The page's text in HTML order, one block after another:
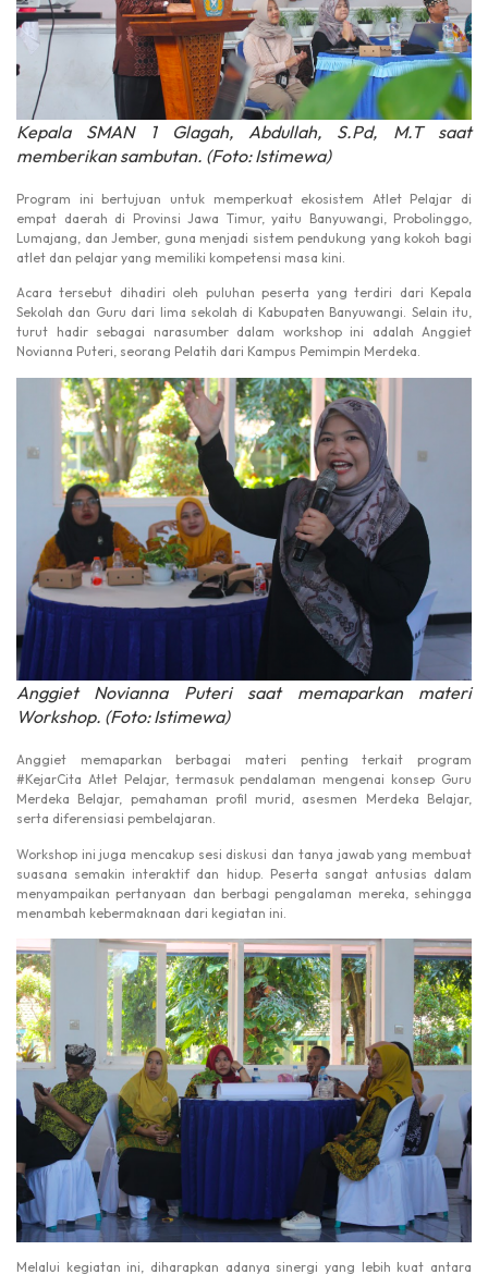
Kepala SMAN 1 Glagah, Abdullah, S.Pd, M.T saat
memberikan sambutan. (Foto: Istimewa)
Program ini bertujuan untuk memperkuat ekosistem Atlet Pelajar di
empat daerah di Provinsi Jawa Timur, yaitu Banyuwangi, Probolinggo,
Lumajang, dan Jember, guna menjadi sistem pendukung yang kokoh bagi
atlet dan pelajar yang memiliki kompetensi masa kini.
Acara tersebut dihadiri oleh puluhan peserta yang terdiri dari Kepala
Sekolah dan Guru dari lima sekolah di Kabupaten Banyuwangi. Selain itu,
turut hadir sebagai narasumber dalam workshop ini adalah Anggiet
Novianna Puteri, seorang Pelatih dari Kampus Pemimpin Merdeka.
Anggiet Novianna Puteri saat memaparkan materi
Workshop. (Foto: Istimewa)
Anggiet memaparkan berbagai materi penting terkait program
#KejarCita Atlet Pelajar, termasuk pendalaman mengenai konsep Guru
Merdeka Belajar, pemahaman profil murid, asesmen Merdeka Belajar,
serta diferensiasi pembelajaran.
Workshop ini juga mencakup sesi diskusi dan tanya jawab yang membuat
suasana semakin interaktif dan hidup. Peserta sangat antusias dalam
menyampaikan pertanyaan dan berbagi pengalaman mereka, sehingga
menambah kebermaknaan dari kegiatan ini.
Melalui kegiatan ini, diharapkan adanya sinergi yang lebih kuat antara